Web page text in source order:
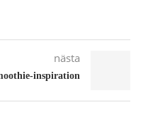
nästa
inspiration